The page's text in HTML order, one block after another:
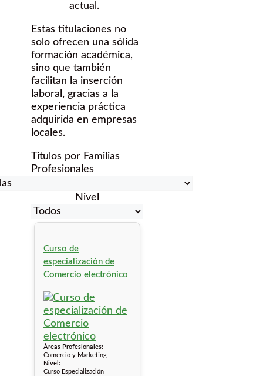
actual.
Estas titulaciones no
solo ofrecen una sólida
formación académica,
sino que también
facilitan la inserción
laboral, gracias a la
experiencia práctica
adquirida en empresas
locales.
Títulos por Familias
Profesionales
Nivel
Curso de
especialización de
Comercio electrónico
Áreas Profesionales:
Comercio y Marketing
Nivel:
Curso Especialización